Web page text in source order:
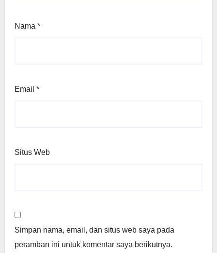
Nama *
Email *
Situs Web
Simpan nama, email, dan situs web saya pada
peramban ini untuk komentar saya berikutnya.